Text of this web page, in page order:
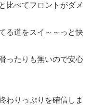
比べてフロントがダメ
る道をスイ～～っと快
ったりも無いので安心
わりっぷりを確信しま